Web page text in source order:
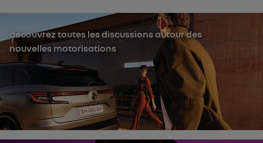
découvrez toutes les discussions autour des
nouvelles motorisations